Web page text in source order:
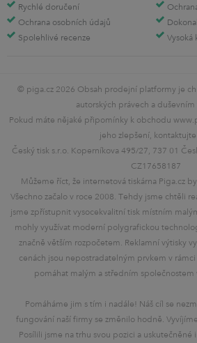
Rychlé doručení
Ochrana osobních údajů
Spolehlivé recenze
Vysoká
© piga.cz 2026 Obsah prodejní platformy je
autorských právech a duševním
Pokud máte nějaké připomínky k obchodu
jeho zlepšení, kontaktujte
Český tisk s.r.o. Koperníkova 495/27, 737 01
CZ17658187
Můžeme říct, že internetová tiskárna Piga.cz
Všechno začalo v roce 2008. Tehdy jsme chtěli
jsme zpřístupnit vysocekvalitní tisk místním
mohly využívat moderní polygrafickou
značně větším rozpočetem. Reklamní výtisky
cenách jsou nepostradatelným prvkem v
pomáhat malým a středním společnostem
Pomáháme jim s tím i nadále! Náš cíl se
fungování naší firmy se změnilo hodně.
Posílili jsme na trhu svou pozici a uskutečněné